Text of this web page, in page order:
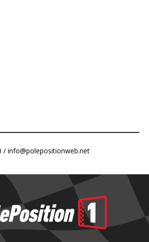
/ info@polepositionweb.net